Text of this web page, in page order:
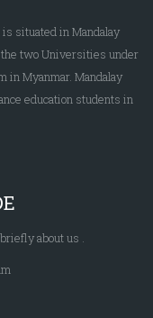
situated in Mandalay
two Universities under
in Myanmar. Mandalay
education students in
about us